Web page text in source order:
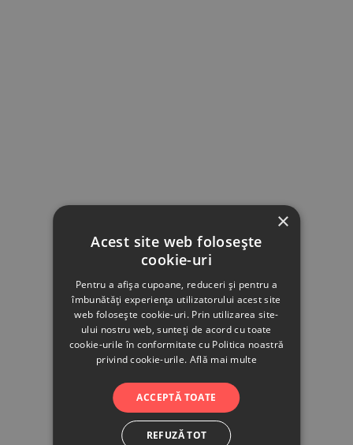
500
×
Acest site web folosește
cookie-uri
Pentru a afișa cupoane, reduceri și pentru a
îmbunătăți experiența utilizatorului acest site
web folosește cookie-uri. Prin utilizarea site-
ului nostru web, sunteți de acord cu toate
cookie-urile în conformitate cu Politica noastră
privind cookie-urile. Află mai multe
ACCEPTĂ TOATE
REFUZĂ TOT